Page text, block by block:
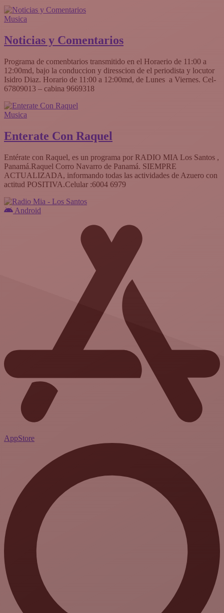
Musica
Noticias y Comentarios
Programa de comenbtarios transmitido en el Horaerio de 11:00 a
12:00md, bajo la conduccion y diresscion de el periodista y locutor
Isidro Diaz. Horario de 11:00 a 12:00md, de Lunes a Viernes. Cel-
67809013 – cabina 9669318
Musica
Enterate Con Raquel
Entérate con Raquel, es un programa por RADIO MIA Los Santos ,
Panamá.Raquel Corro Navarro de Panamá. SIEMPRE
ACTUALIZADA, informando todas las actividades de Azuero con
actitud POSITIVA.Celular :6004 6979
Android
AppStore